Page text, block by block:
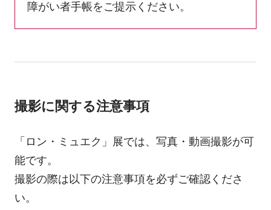
障がい者⼿帳をご提⽰ください。
撮影に関する注意事項
「ロン・ミュエク」展では、写真・動画撮影が可
能です。
撮影の際は以下の注意事項を必ずご確認くださ
い。